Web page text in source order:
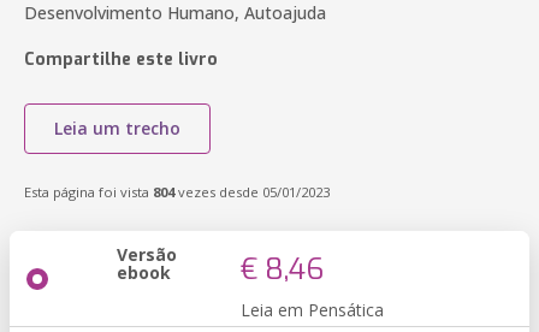
Desenvolvimento Humano, Autoajuda
Compartilhe este livro
Leia um trecho
Esta página foi vista 804vezes desde 05/01/2023
Versão
ebook € 8,46
Leia em Pensática